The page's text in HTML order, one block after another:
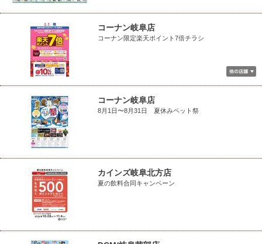
コーナン岐阜店
コーナン限定楽天ポイント7倍チラシ
コーナン岐阜店
8月1日〜8月31日 夏休みペット祭
カインズ岐阜北方店
夏の飲料合同キャンペーン